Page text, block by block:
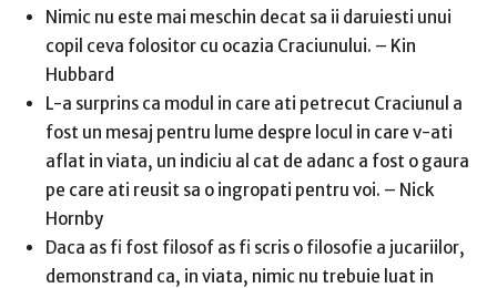
Nimic nu este mai meschin decat sa ii daruiesti unui
copil ceva folositor cu ocazia Craciunului. – Kin
Hubbard
L-a surprins ca modul in care ati petrecut Craciunul a
fost un mesaj pentru lume despre locul in care v-ati
aflat in viata, un indiciu al cat de adanc a fost o gaura
pe care ati reusit sa o ingropati pentru voi. – Nick
Hornby
Daca as fi fost filosof as fi scris o filosofie a jucariilor,
demonstrand ca, in viata, nimic nu trebuie luat in